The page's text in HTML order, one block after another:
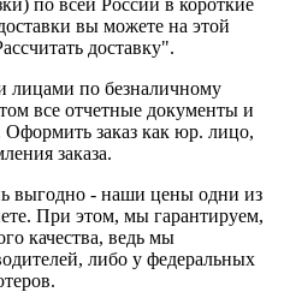
вы можете на этой
доставку".
лицами по безналичному
все отчетные документы и
Оформить заказ как юр. лицо,
заказа.
выгодно - наши цены одни из
При этом, мы гарантируем,
качества, ведь мы
либо у федеральных